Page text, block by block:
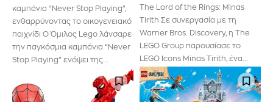
καμπάνια “Never Stop Playing”,
ενθαρρύνοντας το οικογενειακό
παιχνίδι Ο Όμιλος Lego λάνσαρε
την παγκόσμια καμπάνια “Never
Stop Playing” ενόψει της...
The Lord of the Rings: Minas
Tirith Σε συνεργασία με τη
Warner Bros. Discovery, η The
LEGO Group παρουσίασε το
LEGO Icons Minas Tirith, ένα...